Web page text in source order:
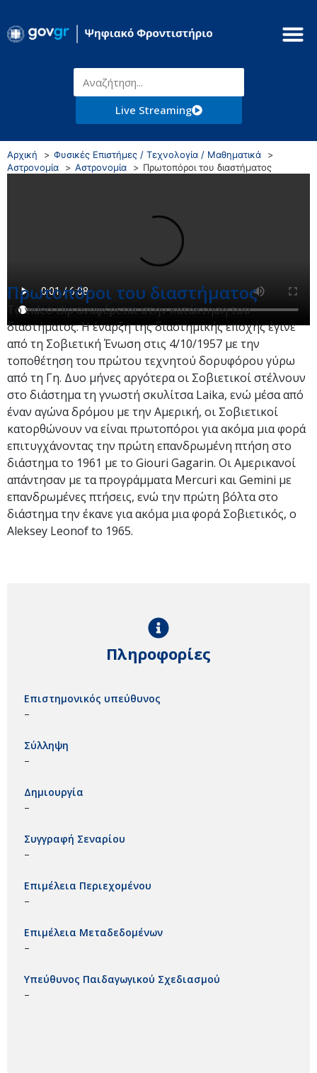
Live Streaming
Αρχική
Φυσικές Επιστήμες / Τεχνολογία / Μαθηματικά
Αστρονομία
Αστρονομία Πρωτοπόροι του διαστήματος
Πρωτοπόροι του διαστήματος
Το video clip αναφέρεται στην κατάκτηση του
διαστήματος. Η έναρξη της διαστημικής εποχής έγινε
από τη Σοβιετική Ένωση στις 4/10/1957 με την
τοποθέτηση του πρώτου τεχνητού δορυφόρου γύρω
από τη Γη. Δυο μήνες αργότερα οι Σοβιετικοί στέλνουν
στο διάστημα τη γνωστή σκυλίτσα Laika, ενώ μέσα από
έναν αγώνα δρόμου με την Αμερική, οι Σοβιετικοί
κατορθώνουν να είναι πρωτοπόροι για ακόμα μια φορά
επιτυγχάνοντας την πρώτη επανδρωμένη πτήση στο
διάστημα το 1961 με το Giouri Gagarin. Οι Αμερικανοί
απάντησαν με τα προγράμματα Mercuri και Gemini με
επανδρωμένες πτήσεις, ενώ την πρώτη βόλτα στο
διάστημα την έκανε για ακόμα μια φορά Σοβιετικός, ο
Aleksey Leonof to 1965.
Πληροφορίες
Επιστημονικός υπεύθυνος
–
Σύλληψη
–
Δημιουργία
–
Συγγραφή Σεναρίου
–
Επιμέλεια Περιεχομένου
–
Επιμέλεια Μεταδεδομένων
–
Υπεύθυνος Παιδαγωγικού Σχεδιασμού
–